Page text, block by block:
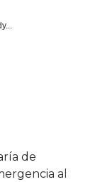
de
al